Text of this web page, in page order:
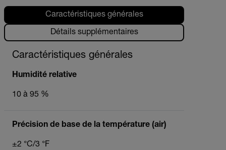
Caractéristiques générales
Détails supplémentaires
Caractéristiques générales
Humidité relative
10 à 95 %
Précision de base de la température (air)
±2 °C/3 °F